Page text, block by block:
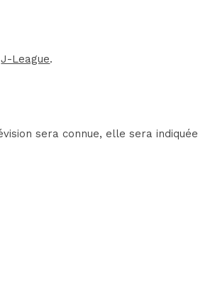
J-League.
sera connue, elle sera